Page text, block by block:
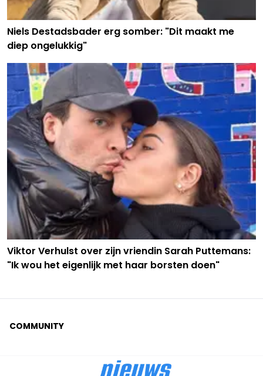
Niels Destadsbader erg somber: "Dit maakt me
diep ongelukkig"
Viktor Verhulst over zijn vriendin Sarah Puttemans:
"Ik wou het eigenlijk met haar borsten doen"
COMMUNITY